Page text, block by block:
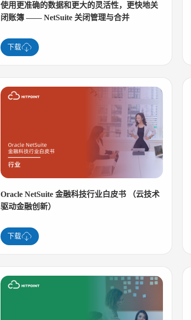
使用更准确的数据和更大的灵活性，更快地关
闭账簿 —— NetSuite 关闭管理与合并
下载
Oracle NetSuite 金融科技行业白皮书 （云技术
驱动金融创新）
下载